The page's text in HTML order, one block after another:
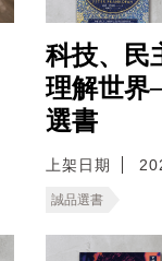
科技、民
理解世界
選書
上架日期
誠品選書